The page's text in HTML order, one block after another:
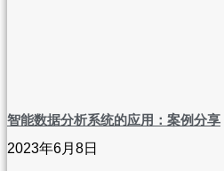
智能数据分析系统的应用：案例分享
2023年6月8日